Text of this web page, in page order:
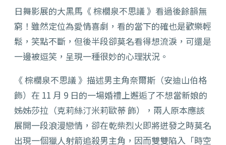
日舞影展的大黑馬《 棕櫚泉不思議 》看過後餘韻無
窮！雖然定位為愛情喜劇，看的當下的確也是歡樂輕
鬆，笑點不斷，但後半段卻莫名看得想流淚，可還是
一邊被逗笑，呈現一種很妙的心理狀況。
《 棕櫚泉不思議 》描述男主角奈爾斯（安迪山伯格
飾）在 11 月 9 日的一場婚禮上邂逅了不想當新娘的
姊姊莎拉（克莉絲汀米莉歐蒂 飾），兩人原本應該
展開一段浪漫戀情，卻在乾柴烈火即將迸發之時莫名
出現一個獵人射箭追殺男主角，因而雙雙陷入「時空